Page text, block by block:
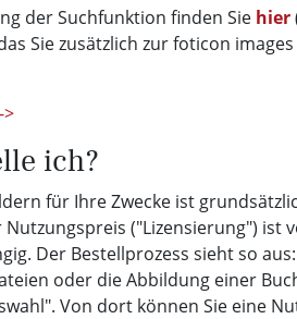
der Suchfunktion finden Sie hier
Sie zusätzlich zur foticon
ich?
für Ihre Zwecke ist
("Lizensierung") ist
Der Bestellprozess sieht so
oder die Abbildung einer
Von dort können Sie eine